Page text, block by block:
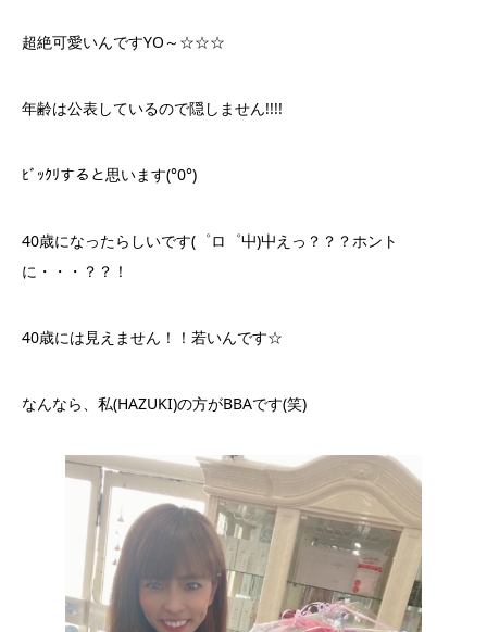
超絶可愛いんですYO～☆☆☆
年齢は公表しているので隠しません!!!!
ﾋﾞｯｸﾘすると思います(°0°)
40歳になったらしいです(゜ロ゜屮)屮えっ？？？ホント
に・・・？？！
40歳には見えません！！若いんです☆
なんなら、私(HAZUKI)の方がBBAです(笑)